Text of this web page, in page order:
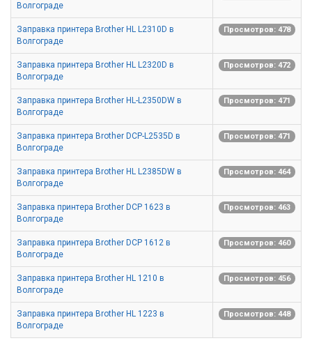
Волгограде
Заправка принтера Brother HL L2310D в
Волгограде
Просмотров: 478
Заправка принтера Brother HL L2320D в
Волгограде
Просмотров: 472
Заправка принтера Brother HL-L2350DW в
Волгограде
Просмотров: 471
Заправка принтера Brother DCP-L2535D в
Волгограде
Просмотров: 471
Заправка принтера Brother HL L2385DW в
Волгограде
Просмотров: 464
Заправка принтера Brother DCP 1623 в
Волгограде
Просмотров: 463
Заправка принтера Brother DCP 1612 в
Волгограде
Просмотров: 460
Заправка принтера Brother HL 1210 в
Волгограде
Просмотров: 456
Заправка принтера Brother HL 1223 в
Волгограде
Просмотров: 448